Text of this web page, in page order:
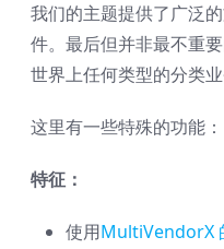
我们的主题提供了广泛
件。最后但并非最不重
世界上任何类型的分类业
这里有一些特殊的功能：
特征：
使用MultiVendorX